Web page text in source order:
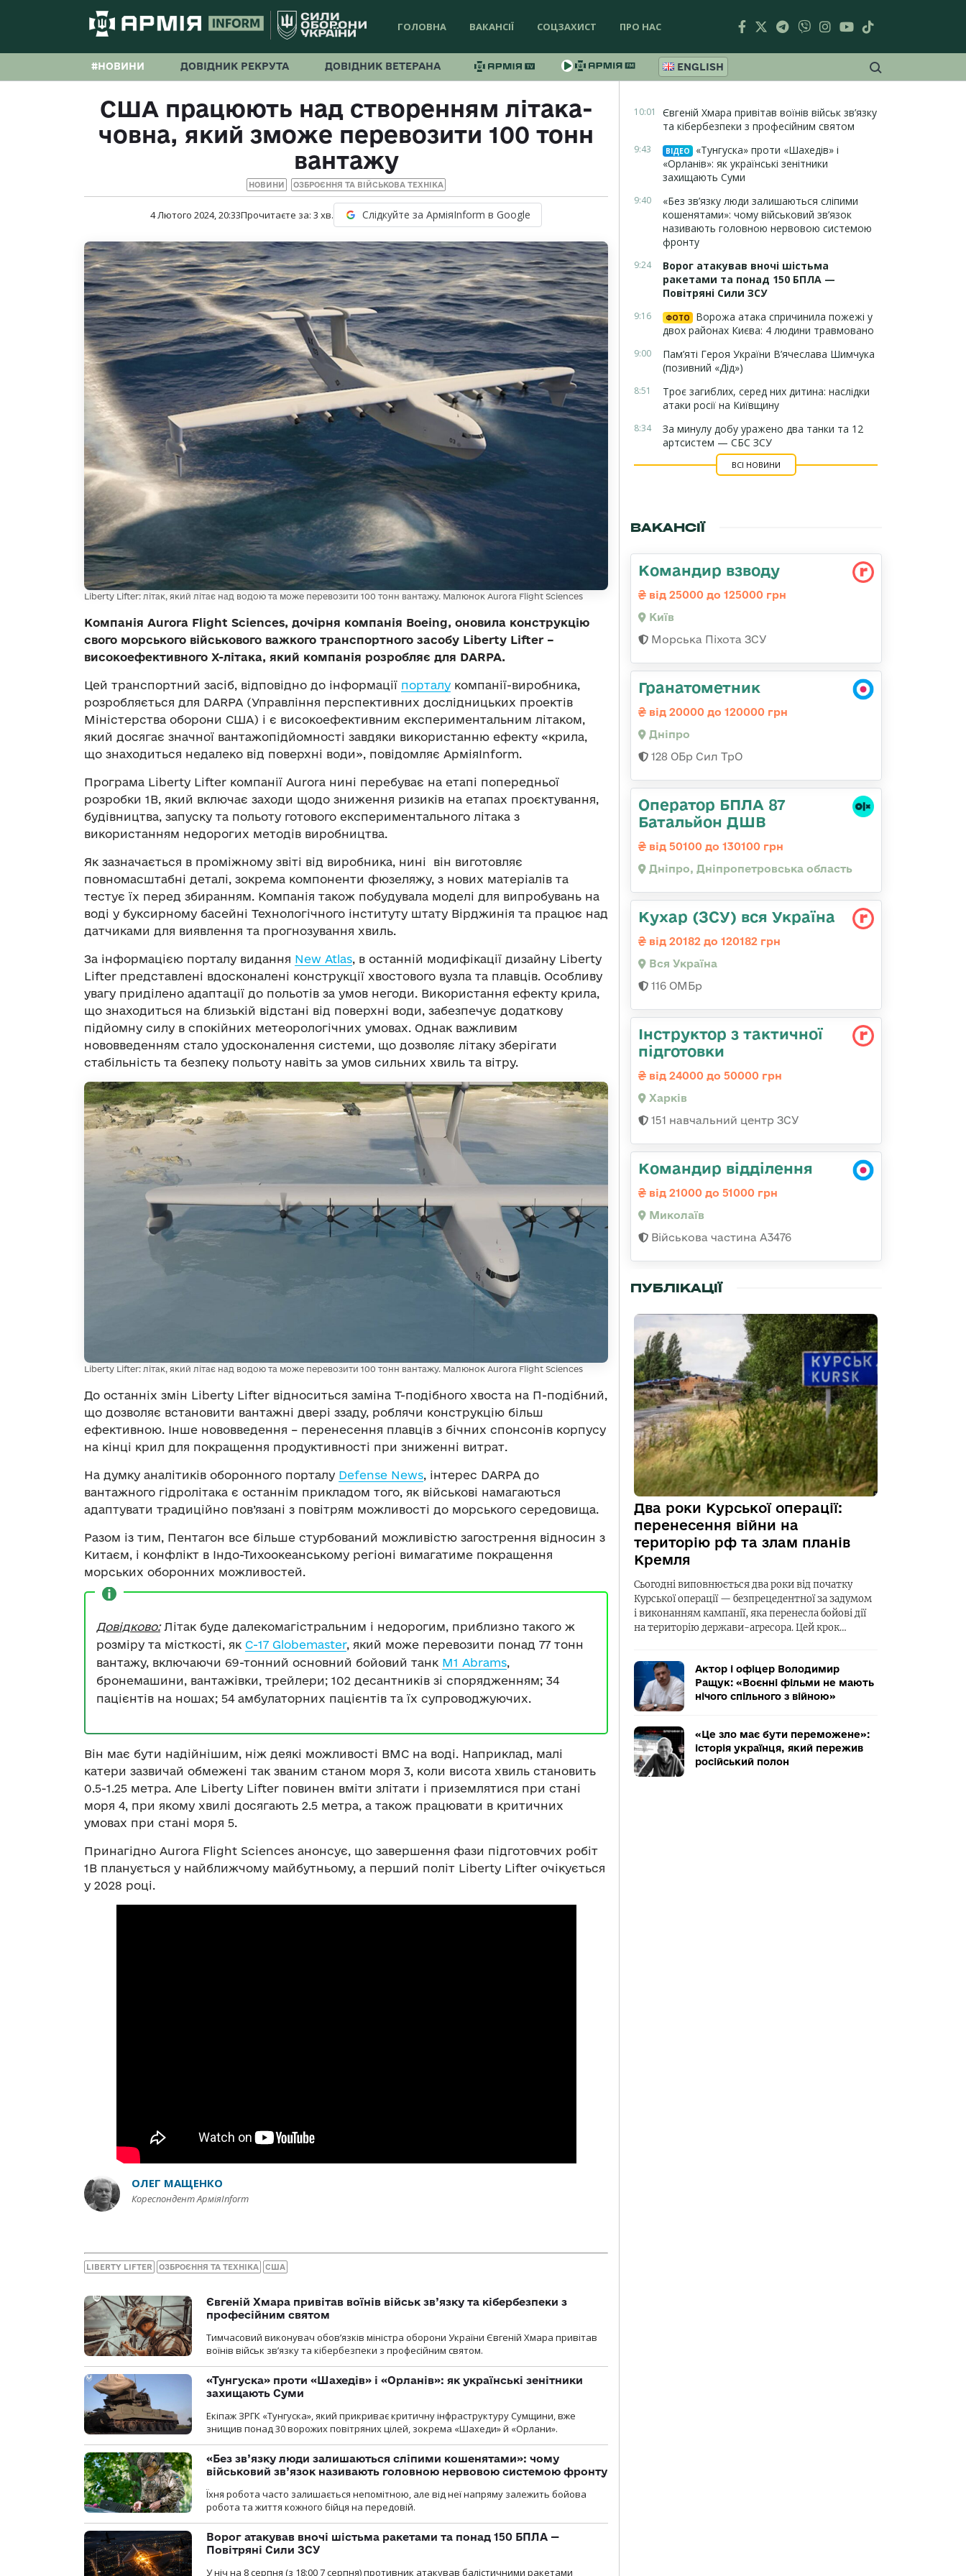
ГОЛОВНА ВАКАНСІЇ СОЦЗАХИСТ ПРО НАС
#НОВИНИ ДОВІДНИК РЕКРУТА ДОВІДНИК ВЕТЕРАНА ENGLISH
США працюють над створенням літака-
човна, який зможе перевозити 100 тонн
вантажу
НОВИНИ ОЗБРОЄННЯ ТА ВІЙСЬКОВА ТЕХНІКА
4 Лютого 2024, 20:33Прочитаєте за: 3 хв. Слідкуйте за АрміяInform в Google
Liberty Lifter: літак, який літає над водою та може перевозити 100 тонн вантажу. Малюнок Aurora Flight Sciences
Компанія Aurora Flight Sciences, дочірня компанія Boeing, оновила конструкцію
свого морського військового важкого транспортного засобу Liberty Lifter –
високоефективного X-літака, який компанія розробляє для DARPA.
Цей транспортний засіб, відповідно до інформації порталу компанії-виробника,
розробляється для DARPA (Управління перспективних дослідницьких проектів
Міністерства оборони США) і є високоефективним експериментальним літаком,
який досягає значної вантажопідйомності завдяки використанню ефекту «крила,
що знаходиться недалеко від поверхні води», повідомляє АрміяInform.
Програма Liberty Lifter компанії Aurora нині перебуває на етапі попередньої
розробки 1B, який включає заходи щодо зниження ризиків на етапах проєктування,
будівництва, запуску та польоту готового експериментального літака з
використанням недорогих методів виробництва.
Як зазначається в проміжному звіті від виробника, нині він виготовляє
повномасштабні деталі, зокрема компоненти фюзеляжу, з нових матеріалів та
тестує їх перед збиранням. Компанія також побудувала моделі для випробувань на
воді у буксирному басейні Технологічного інституту штату Вірджинія та працює над
датчиками для виявлення та прогнозування хвиль.
За інформацією порталу видання New Atlas, в останній модифікації дизайну Liberty
Lifter представлені вдосконалені конструкції хвостового вузла та плавців. Особливу
увагу приділено адаптації до польотів за умов негоди. Використання ефекту крила,
що знаходиться на близькій відстані від поверхні води, забезпечує додаткову
підйомну силу в спокійних метеорологічних умовах. Однак важливим
нововведенням стало удосконалення системи, що дозволяє літаку зберігати
стабільність та безпеку польоту навіть за умов сильних хвиль та вітру.
Liberty Lifter: літак, який літає над водою та може перевозити 100 тонн вантажу. Малюнок Aurora Flight Sciences
До останніх змін Liberty Lifter відноситься заміна Т-подібного хвоста на П-подібний,
що дозволяє встановити вантажні двері ззаду, роблячи конструкцію більш
ефективною. Інше нововведення – перенесення плавців з бічних спонсонів корпусу
на кінці крил для покращення продуктивності при зниженні витрат.
На думку аналітиків оборонного порталу Defense News, інтерес DARPA до
вантажного гідролітака є останнім прикладом того, як військові намагаються
адаптувати традиційно пов’язані з повітрям можливості до морського середовища.
Разом із тим, Пентагон все більше стурбований можливістю загострення відносин з
Китаєм, і конфлікт в Індо-Тихоокеанському регіоні вимагатиме покращення
морських оборонних можливостей.
Довідково:Літак буде далекомагістральним і недорогим, приблизно такого ж
розміру та місткості, як C-17 Globemaster, який може перевозити понад 77 тонн
вантажу, включаючи 69-тонний основний бойовий танк M1 Abrams,
бронемашини, вантажівки, трейлери; 102 десантників зі спорядженням; 34
пацієнтів на ношах; 54 амбулаторних пацієнтів та їх супроводжуючих.
Він має бути надійнішим, ніж деякі можливості ВМС на воді. Наприклад, малі
катери зазвичай обмежені так званим станом моря 3, коли висота хвиль становить
0.5-1.25 метра. Але Liberty Lifter повинен вміти злітати і приземлятися при стані
моря 4, при якому хвилі досягають 2.5 метра, а також працювати в критичних
умовах при стані моря 5.
Принагідно Aurora Flight Sciences анонсує, що завершення фази підготовчих робіт
1B планується у найближчому майбутньому, а перший політ Liberty Lifter очікується
у 2028 році.
ОЛЕГ МАЩЕНКО
Кореспондент АрміяInform
LIBERTY LIFTER ОЗБРОЄННЯ ТА ТЕХНІКА США
Євгеній Хмара привітав воїнів військ зв’язку та кібербезпеки з
професійним святом
Тимчасовий виконувач обов’язків міністра оборони України Євгеній Хмара привітав
воїнів військ зв’язку та кібербезпеки з професійним святом.
«Тунгуска» проти «Шахедів» і «Орланів»: як українські зенітники
захищають Суми
Екіпаж ЗРГК «Тунгуска», який прикриває критичну інфраструктуру Сумщини, вже
знищив понад 30 ворожих повітряних цілей, зокрема «Шахеди» й «Орлани».
«Без зв’язку люди залишаються сліпими кошенятами»: чому
військовий зв’язок називають головною нервовою системою фронту
Їхня робота часто залишається непомітною, але від неї напряму залежить бойова
робота та життя кожного бійця на передовій.
Ворог атакував вночі шістьма ракетами та понад 150 БПЛА —
Повітряні Сили ЗСУ
У ніч на 8 серпня (з 18:00 7 серпня) противник атакував балістичними ракетами
10:01
Євгеній Хмара привітав воїнів військ зв’язку
та кібербезпеки з професійним святом
9:43 ВІДЕО
«Тунгуска» проти «Шахедів» і
«Орланів»: як українські зенітники
захищають Суми
9:40
«Без зв’язку люди залишаються сліпими
кошенятами»: чому військовий зв’язок
називають головною нервовою системою
фронту
9:24
Ворог атакував вночі шістьма
ракетами та понад 150 БПЛА —
Повітряні Сили ЗСУ
9:16 ФОТО
Ворожа атака спричинила пожежі у
двох районах Києва: 4 людини травмовано
9:00
Пам’яті Героя України В’ячеслава Шимчука
(позивний «Дід»)
8:51
Троє загиблих, серед них дитина: наслідки
атаки росії на Київщину
8:34
За минулу добу уражено два танки та 12
артсистем — СБС ЗСУ
ВСІ НОВИНИ
ВАКАНСІЇ
Командир взводу
від 25000 до 125000 грн
Київ
Морська Піхота ЗСУ
Гранатометник
від 20000 до 120000 грн
Дніпро
128 ОБр Сил ТрО
Оператор БПЛА 87
Батальйон ДШВ
від 50100 до 130100 грн
Дніпро, Дніпропетровська область
Кухар (ЗСУ) вся Україна
від 20182 до 120182 грн
Вся Україна
116 ОМБр
Інструктор з тактичної
підготовки
від 24000 до 50000 грн
Харків
151 навчальний центр ЗСУ
Командир відділення
від 21000 до 51000 грн
Миколаїв
Військова частина А3476
ПУБЛІКАЦІЇ
Два роки Курської операції:
перенесення війни на
територію рф та злам планів
Кремля
Сьогодні виповнюється два роки від початку
Курської операції — безпрецедентної за задумом
і виконанням кампанії, яка перенесла бойові дії
на територію держави-агресора. Цей крок…
Актор і офіцер Володимир
Ращук: «Воєнні фільми не мають
нічого спільного з війною»
«Це зло має бути переможене»:
історія українця, який пережив
російський полон